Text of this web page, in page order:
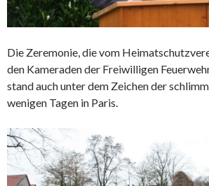
Die Zeremonie, die vom
den Kameraden der Freiwilligen
stand auch unter dem Zeichen der
wenigen Tagen in Paris.